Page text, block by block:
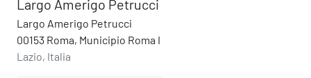
Largo Amerigo Petrucci
Largo Amerigo Petrucci
00153 Roma, Municipio Roma I
Lazio, Italia